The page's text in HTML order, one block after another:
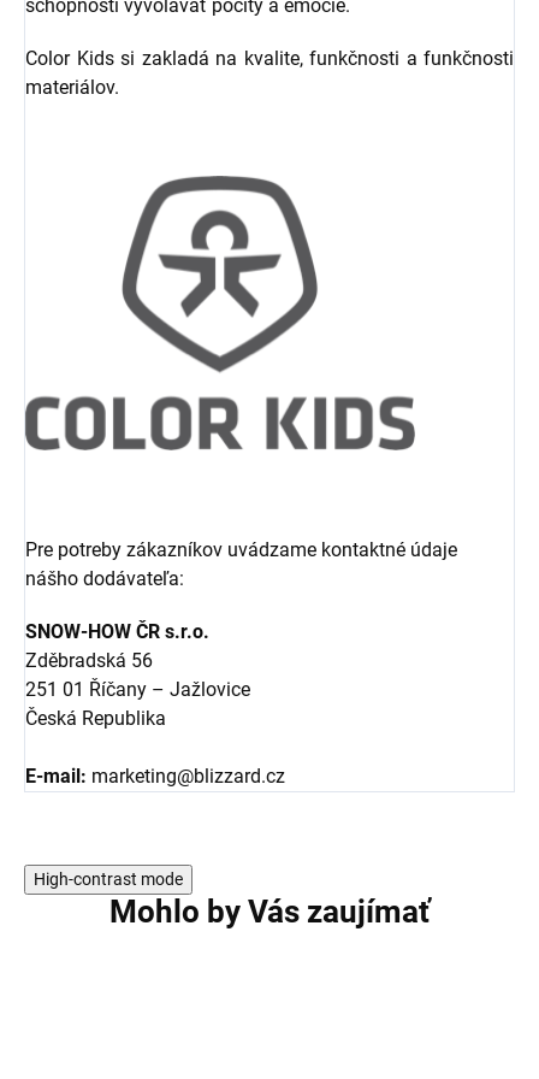
schopnosti vyvolávať pocity a emócie.
Color Kids si zakladá na kvalite, funkčnosti a funkčnosti
materiálov.
Pre potreby zákazníkov uvádzame kontaktné údaje
nášho dodávateľa:
SNOW-HOW ČR s.r.o.
Zděbradská 56
251 01 Říčany – Jažlovice
Česká Republika
E-mail: marketing@blizzard.cz
High-contrast mode
Mohlo by Vás zaujímať